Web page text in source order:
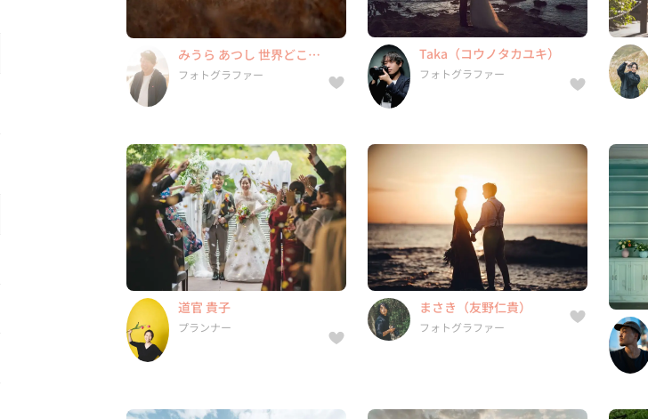
13件
5.0
静岡県, 北海道, 青森県, 岩手県,
...
みうら あつし 世界どこで
もフッ軽カメラマン
フォトグラファー
9件 13年
東京都, 東京都, 神奈川県, 千葉
県, ...
Taka（コウノタカユキ）
フォトグラファー
道官 貴子
プランナー
6件 8年
-
福井県, 福井県, 石川県, 富山県
道官 貴子
プランナー
まさき（友野仁貴）
フォトグラファー
6件 9年
5.0
岡山県, 北海道, 青森県, 岩手県,
...
まさき（友野仁貴）
フォトグラファー
フ